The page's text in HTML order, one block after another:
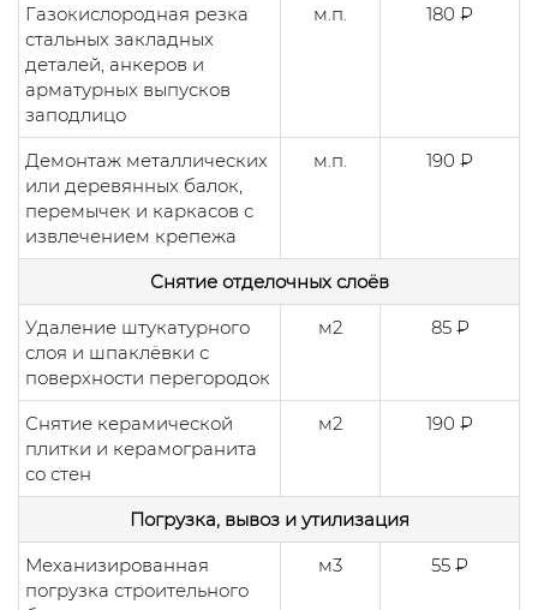
Газокислородная резка
стальных закладных
деталей, анкеров и
арматурных выпусков
заподлицо
м.п. 180 ₽
Демонтаж металлических
или деревянных балок,
перемычек и каркасов с
извлечением крепежа
м.п. 190 ₽
Снятие отделочных слоёв
Удаление штукатурного
слоя и шпаклёвки с
поверхности перегородок
м2 85 ₽
Снятие керамической
плитки и керамогранита
со стен
м2 190 ₽
Погрузка, вывоз и утилизация
Механизированная
погрузка строительного
м3 55 ₽